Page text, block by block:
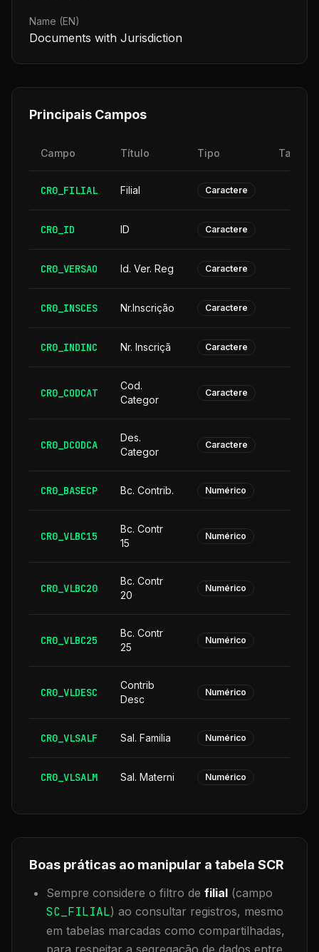
Name (EN)
Documents with Jurisdiction
Principais Campos
Campo Título Tipo
CR0_FILIAL Filial Caractere
CR0_ID ID Caractere
CR0_VERSAO Id. Ver. Reg Caractere
CR0_INSCES Nr.Inscrição Caractere
CR0_INDINC Nr. Inscriçã Caractere
CR0_CODCAT
Cod.
Categor
Caractere
CR0_DCODCA
Des.
Categor
Caractere
CR0_BASECP Bc. Contrib. Numérico
CR0_VLBC15
Bc. Contr
15
Numérico
CR0_VLBC20
Bc. Contr
20
Numérico
CR0_VLBC25
Bc. Contr
25
Numérico
CR0_VLDESC
Contrib
Desc
Numérico
CR0_VLSALF Sal. Familia Numérico
CR0_VLSALM Sal. Materni Numérico
Boas práticas ao manipular a tabela SCR
Sempre considere o filtro de filial (campo
SC_FILIAL) ao consultar registros, mesmo
em tabelas marcadas como compartilhadas,
para respeitar a segregação de dados entre